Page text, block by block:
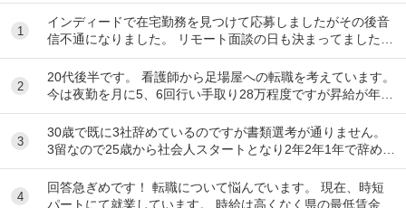
1
インディードで在宅勤務を見つけて応募しましたがその後音
信不通になりました。 リモート面談の日も決まってました。
リクルーティングソリューションという会...
2
20代後半です。 看護師から足場屋への転職を考えています。
今は夜勤を月に5、6回行い手取り28万程度ですが昇給が年10
00円のため将来に不安があります。...
3
30歳で既に3社辞めているのですが書類選考が通りません。
3留なので25歳から社会人スタートとなり2年2年1年で辞めて
しまいました。全部SESのITエンジ...
4
回答急ぎめです！ 転職について悩んでいます。 現在、時短
パートにて就業しています。 時給は高くなく県の最低賃金＋